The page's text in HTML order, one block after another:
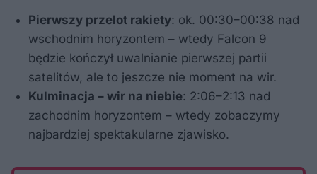
Pierwszy przelot rakiety: ok. 00:30–00:38 nad
wschodnim horyzontem – wtedy Falcon 9
będzie kończył uwalnianie pierwszej partii
satelitów, ale to jeszcze nie moment na wir.
Kulminacja – wir na niebie: 2:06–2:13 nad
zachodnim horyzontem – wtedy zobaczymy
najbardziej spektakularne zjawisko.